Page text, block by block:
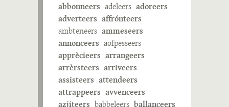
abbonneers adeleers adoreers
adverteers affrónteers
ambteneers ammeseers
annonceers aofpesseers
apprècieers arrangeers
arrèrsteers arriveers
assisteers attendeers
attrappeers avvenceers
azjiteers babbeleers ballanceers